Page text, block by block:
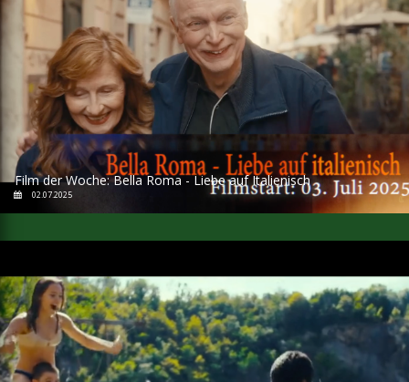
Film der Woche: Bella Roma - Liebe auf Italienisch
02.07.2025